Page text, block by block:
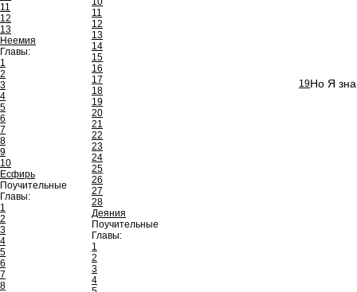
11
12
13
Неемия
Главы:
1
2
3
4
5
6
7
8
9
10
Есфирь
Поучительные
Главы:
1
2
3
4
5
6
7
8
11
12
13
14
15
16
17
18
19
20
21
22
23
24
25
26
27
28
Деяния
Поучительные
Главы:
1
2
3
4
19Но Я